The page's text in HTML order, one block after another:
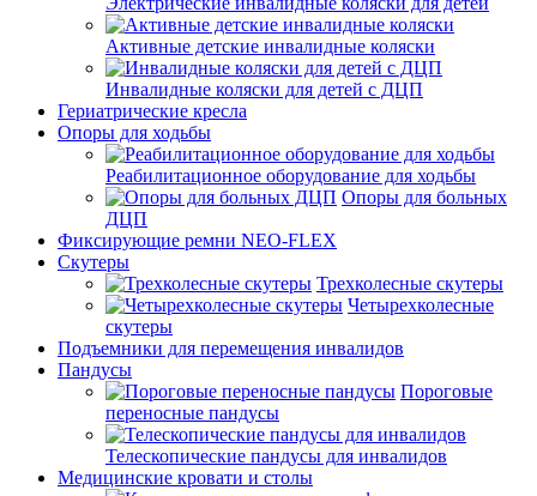
Активные детские инвалидные коляски
Инвалидные коляски для детей с ДЦП
Гериатрические кресла
Опоры для ходьбы
Реабилитационное оборудование для ходьбы
Опоры для больных
ДЦП
Фиксирующие ремни NEO-FLEX
Скутеры
Трехколесные скутеры
Четырехколесные
скутеры
Подъемники для перемещения инвалидов
Пандусы
Пороговые
переносные пандусы
Телескопические пандусы для инвалидов
Медицинские кровати и столы